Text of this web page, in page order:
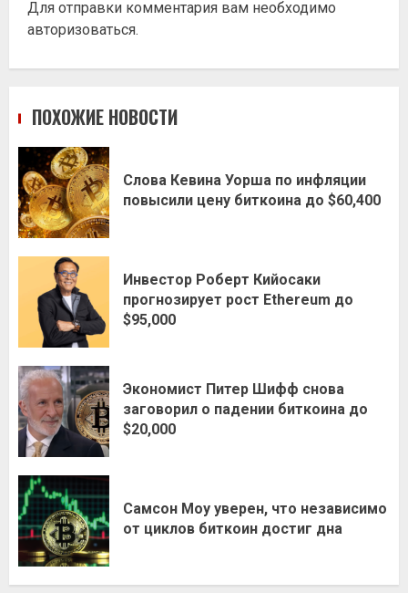
Для отправки комментария вам необходимо
авторизоваться.
ПОХОЖИЕ НОВОСТИ
Слова Кевина Уорша по инфляции
повысили цену биткоина до $60,400
Инвестор Роберт Кийосаки
прогнозирует рост Ethereum до
$95,000
Экономист Питер Шифф снова
заговорил о падении биткоина до
$20,000
Самсон Моу уверен, что независимо
от циклов биткоин достиг дна